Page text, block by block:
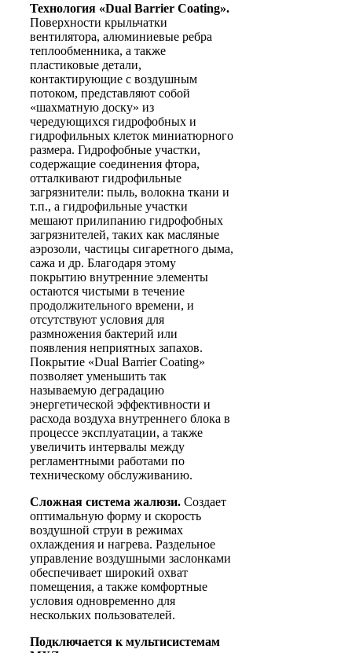
Технология «Dual Barrier Coating».
Поверхности крыльчатки
вентилятора, алюминиевые ребра
теплообменника, а также
пластиковые детали,
контактирующие с воздушным
потоком, представляют собой
«шахматную доску» из
чередующихся гидрофобных и
гидрофильных клеток миниатюрного
размера. Гидрофобные участки,
содержащие соединения фтора,
отталкивают гидрофильные
загрязнители: пыль, волокна ткани и
т.п., а гидрофильные участки
мешают прилипанию гидрофобных
загрязнителей, таких как масляные
аэрозоли, частицы сигаретного дыма,
сажа и др. Благодаря этому
покрытию внутренние элементы
остаются чистыми в течение
продолжительного времени, и
отсутствуют условия для
размножения бактерий или
появления неприятных запахов.
Покрытие «Dual Barrier Coating»
позволяет уменьшить так
называемую деградацию
энергетической эффективности и
расхода воздуха внутреннего блока в
процессе эксплуатации, а также
увеличить интервалы между
регламентными работами по
техническому обслуживанию.
Сложная система жалюзи. Создает
оптимальную форму и скорость
воздушной струи в режимах
охлаждения и нагрева. Раздельное
управление воздушными заслонками
обеспечивает широкий охват
помещения, а также комфортные
условия одновременно для
нескольких пользователей.
Подключается к мультисистемам